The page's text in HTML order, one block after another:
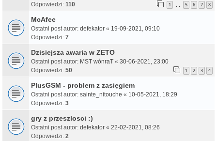
Odpowiedzi: 110 1 5 6 7 8
McAfee
Ostatni post autor: defekator « 19-09-2021, 09:10
Odpowiedzi: 7
Dzisiejsza awaria w ZETO
Ostatni post autor: MST wónraT « 30-06-2021, 23:00
Odpowiedzi: 50 1 2 3 4
PlusGSM - problem z zasięgiem
Ostatni post autor: sainte_nitouche « 10-05-2021, 18:29
Odpowiedzi: 3
gry z przeszlosci :)
Ostatni post autor: defekator « 22-02-2021, 08:26
Odpowiedzi: 2